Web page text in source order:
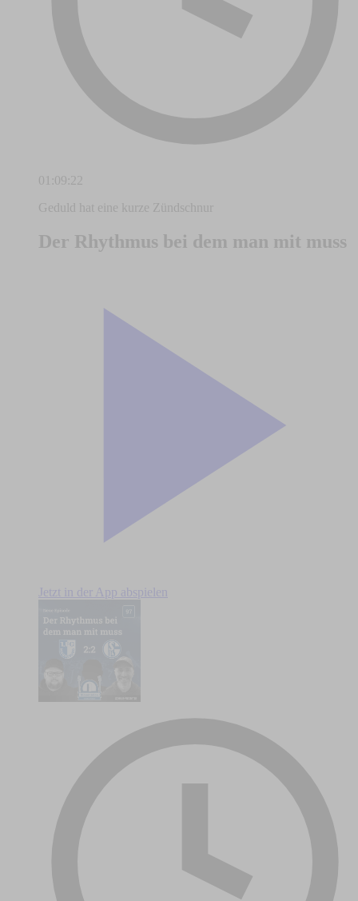
01:09:22
Geduld hat eine kurze Zündschnur
Der Rhythmus bei dem man mit muss
Jetzt in der App abspielen